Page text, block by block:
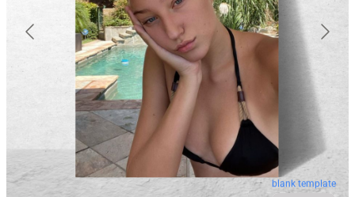
blank template